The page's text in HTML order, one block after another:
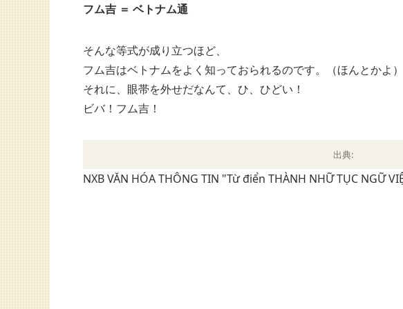
フム吉 ＝ ベトナム通
そんな等式が成り立つほど、
フム吉はベトナムをよく知っておられるのです。（ほんとかよ）
それに、眼帯を外せだなんて、ひ、ひどい！
ビバ！フム吉！
出典:
NXB VĂN HÓA THÔNG TIN "Từ điển THÀNH NHỮ TỤC NGỮ